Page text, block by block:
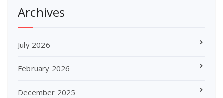
Archives
July 2026
February 2026
December 2025